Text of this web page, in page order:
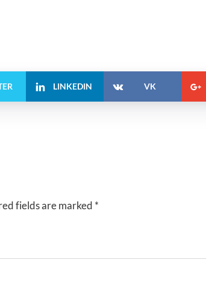
LINKEDIN VK
fields are marked *